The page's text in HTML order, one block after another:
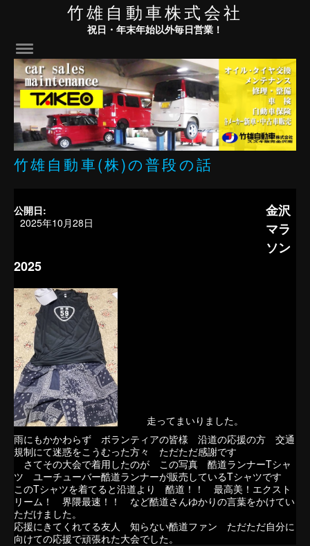
竹雄自動車株式会社
祝日・年末年始以外毎日営業！
竹雄自動車(株)の普段の話
公開日:
2025年10月28日
金沢
マラ
ソン
2025
走ってまいりました。
雨にもかかわらず ボランティアの皆様 沿道の応援の方 交通
規制にて迷惑をこうむった方々 ただただ感謝です
さてその大会で着用したのが この写真 酷道ランナーTシャ
ツ ユーチューバー酷道ランナーが販売しているTシャツです
このTシャツを着てると沿道より 酷道！！ 最高美！エクスト
リーム！ 界隈最速！！ など酷道さんゆかりの言葉をかけてい
ただけました。
応援にきてくれてる友人 知らない酷道ファン ただただ自分に
向けての応援で頑張れた大会でした。